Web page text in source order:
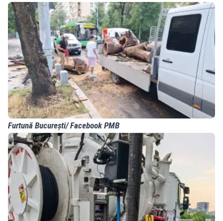
Furtună București/ Facebook PMB